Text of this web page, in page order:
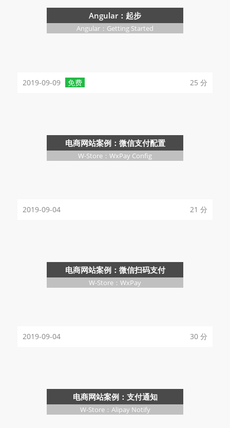
Angular：起步
Angular：Getting Started
2019-09-09 免费 25 分
电商网站案例：微信支付配置
W-Store：WxPay Config
2019-09-04 21 分
电商网站案例：微信扫码支付
W-Store：WxPay
2019-09-04 30 分
电商网站案例：支付通知
W-Store：Alipay Notify